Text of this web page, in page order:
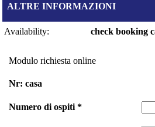
ALTRE INFORMAZIONI
Availability: check booking
Modulo richiesta online
Nr: casa
Numero di ospiti *